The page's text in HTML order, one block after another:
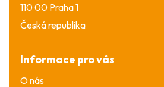
110 00 Praha 1
Česká republika
Informace pro vás
O nás